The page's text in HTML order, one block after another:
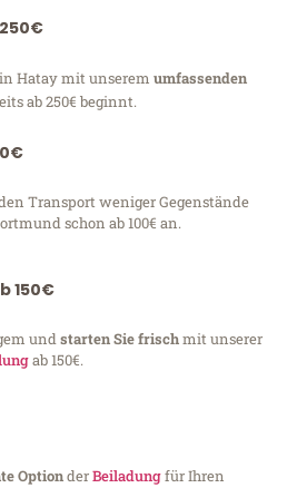
Hatay mit unserem umfassenden
ab 250€ beginnt.
Transport weniger Gegenstände
schon ab 100€ an.
150€
undstarten Sie frischmit unserer
ab 150€.
OptionderBeiladungfür Ihren